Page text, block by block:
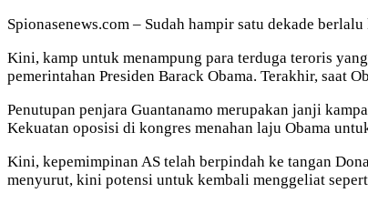
Spionasenews.com – Sudah hampir satu dekade
Kini, kamp untuk menampung para terduga teroris
pemerintahan Presiden Barack Obama. Terakhir, saat
Penutupan penjara Guantanamo merupakan janji
Kekuatan oposisi di kongres menahan laju Obama
Kini, kepemimpinan AS telah berpindah ke tangan
menyurut, kini potensi untuk kembali menggeliat